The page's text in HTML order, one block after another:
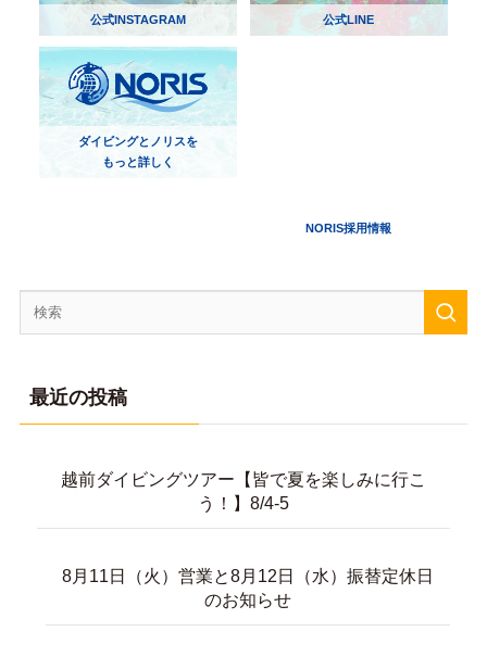
公式INSTAGRAM 公式LINE
ダイビングとノリスを
もっと詳しく
最近の投稿
越前ダイビングツアー【皆で夏を楽しみに行こ
8月11日（火）営業と8月12日（水）振替定休日
のお知らせ
秋からもっと安心して潜るために。今の時季にで
きるドライスーツ対策